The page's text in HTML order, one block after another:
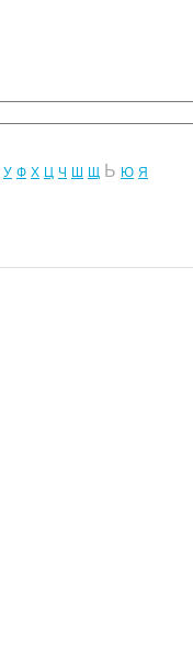
У Ф Х Ц Ч Ш Щ Ь Ю Я